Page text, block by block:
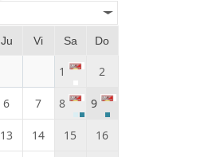
Ju Vi Sa Do
1 2
6 7 8 9
13 14 15 16